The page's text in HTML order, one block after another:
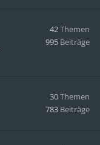
42Themen
995 Beiträge
30Themen
783 Beiträge